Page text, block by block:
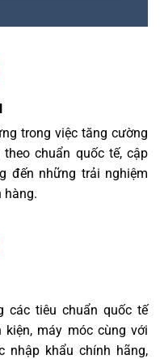
trong việc tăng cường
chuẩn quốc tế, cập
đến những trải nghiệm
hàng.
các tiêu chuẩn quốc tế
máy móc cùng với
nhập khẩu chính hãng,